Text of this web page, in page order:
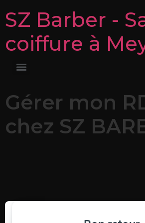
SZ Barber -
coiffure à
Gérer mon
chez SZ